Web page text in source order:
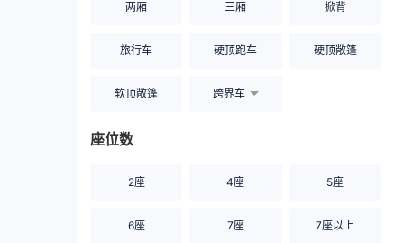
两厢 三厢 掀背
旅行车 硬顶跑车 硬顶敞篷
软顶敞篷 跨界车
座位数
2座 4座 5座
6座 7座 7座以上